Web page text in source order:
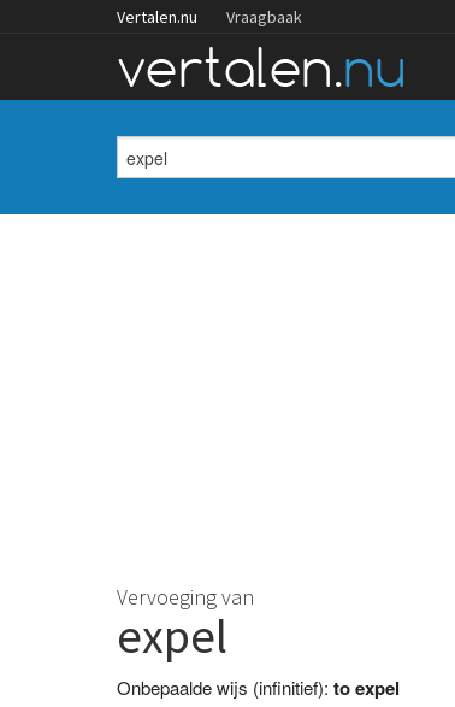
Vertalen.nu Vraagbaak
Vervoeging van
expel
Onbepaalde wijs (infinitief): to expel